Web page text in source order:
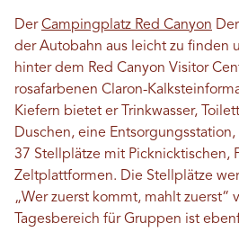
DerCampingplatz Red Canyon
der Autobahn aus leicht zu finden
hinter dem Red Canyon Visitor
rosafarbenen Claron-
Kiefern bietet er Trinkwasser,
Duschen, eine
37 Stellplätze mit Picknicktischen,
Zeltplattformen. Die Stellplätze
„Wer zuerst kommt, mahlt zuerst“
Tagesbereich für Gruppen ist